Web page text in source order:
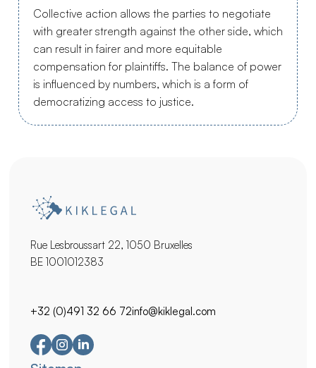
Collective action allows the parties to negotiate
with greater strength against the other side, which
can result in fairer and more equitable
compensation for plaintiffs. The balance of power
is influenced by numbers, which is a form of
democratizing access to justice.
Rue Lesbroussart 22, 1050 Bruxelles
BE 1001012383
+32 (0)491 32 66 72info@kiklegal.com